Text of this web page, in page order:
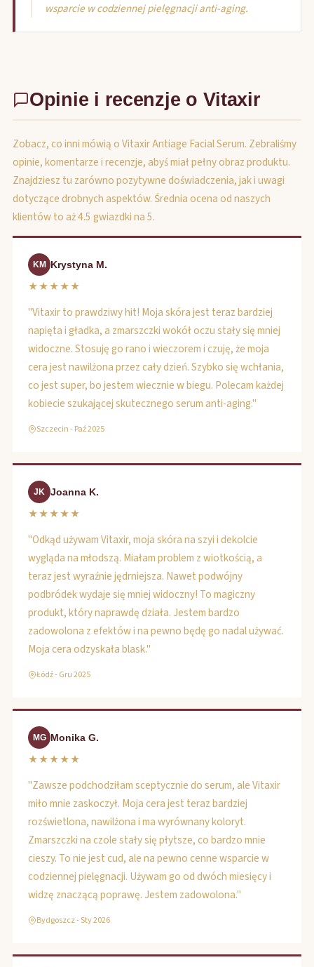
wsparcie w codziennej pielęgnacji anti-aging.
Opinie i recenzje o Vitaxir
Zobacz, co inni mówią o Vitaxir Antiage Facial Serum. Zebraliśmy
opinie, komentarze i recenzje, abyś miał pełny obraz produktu.
Znajdziesz tu zarówno pozytywne doświadczenia, jak i uwagi
dotyczące drobnych aspektów. Średnia ocena od naszych
klientów to aż 4.5 gwiazdki na 5.
KM Krystyna M.
★★★★★
"Vitaxir to prawdziwy hit! Moja skóra jest teraz bardziej
napięta i gładka, a zmarszczki wokół oczu stały się mniej
widoczne. Stosuję go rano i wieczorem i czuję, że moja
cera jest nawilżona przez cały dzień. Szybko się wchłania,
co jest super, bo jestem wiecznie w biegu. Polecam każdej
kobiecie szukającej skutecznego serum anti-aging."
Szczecin - Paź 2025
JK Joanna K.
★★★★★
"Odkąd używam Vitaxir, moja skóra na szyi i dekolcie
wygląda na młodszą. Miałam problem z wiotkością, a
teraz jest wyraźnie jędrniejsza. Nawet podwójny
podbródek wydaje się mniej widoczny! To magiczny
produkt, który naprawdę działa. Jestem bardzo
zadowolona z efektów i na pewno będę go nadal używać.
Moja cera odzyskała blask."
Łódź - Gru 2025
MG Monika G.
★★★★★
"Zawsze podchodziłam sceptycznie do serum, ale Vitaxir
miło mnie zaskoczył. Moja cera jest teraz bardziej
rozświetlona, nawilżona i ma wyrównany koloryt.
Zmarszczki na czole stały się płytsze, co bardzo mnie
cieszy. To nie jest cud, ale na pewno cenne wsparcie w
codziennej pielęgnacji. Używam go od dwóch miesięcy i
widzę znaczącą poprawę. Jestem zadowolona."
Bydgoszcz - Sty 2026